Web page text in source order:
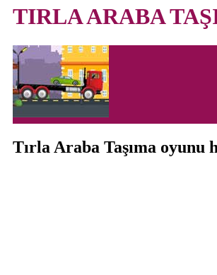
TIRLA ARABA
Tırla Araba Taşıma oyunu